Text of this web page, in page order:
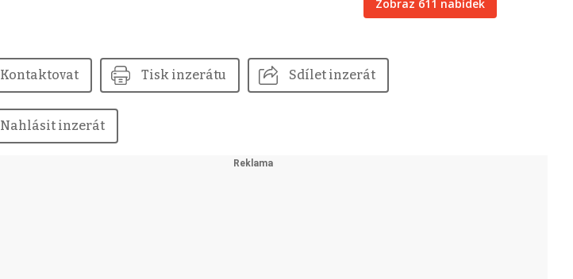
Zobraz 611 nabídek
Kontaktovat Tisk inzerátu Sdílet inzerát
Nahlásit inzerát